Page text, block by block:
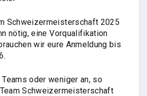
Schweizermeisterschaft 2025
nötig, eine Vorqualifikation
wir eure Anmeldung bis
oder weniger an, so
Schweizermeisterschaft